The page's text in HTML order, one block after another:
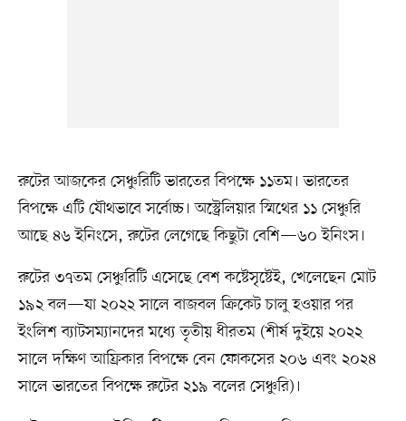
রুটের আজকের সেঞ্চুরিটি ভারতের বিপক্ষে ১১তম। ভারতের
বিপক্ষে এটি যৌথভাবে সর্বোচ্চ। অস্ট্রেলিয়ার স্মিথের ১১ সেঞ্চুরি
আছে ৪৬ ইনিংসে, রুটের লেগেছে কিছুটা বেশি—৬০ ইনিংস।
রুটের ৩৭তম সেঞ্চুরিটি এসেছে বেশ কষ্টেসৃষ্টেই, খেলেছেন মোট
১৯২ বল—যা ২০২২ সালে বাজবল ক্রিকেট চালু হওয়ার পর
ইংলিশ ব্যাটসম্যানদের মধ্যে তৃতীয় ধীরতম (শীর্ষ দুইয়ে ২০২২
সালে দক্ষিণ আফ্রিকার বিপক্ষে বেন ফোকসের ২০৬ এবং ২০২৪
সালে ভারতের বিপক্ষে রুটের ২১৯ বলের সেঞ্চুরি)।